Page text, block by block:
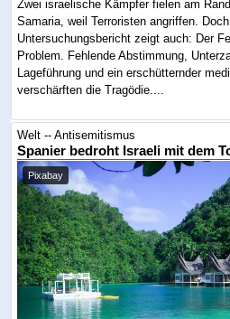
Zwei israelische Kämpfer fielen am
Samaria, weil Terroristen angriffen.
Untersuchungsbericht zeigt auch: Der
Problem. Fehlende Abstimmung,
Lageführung und ein erschütternder
verschärften die Tragödie....
Welt -- Antisemitismus
Spanier bedroht Israeli mit dem
Pixabay